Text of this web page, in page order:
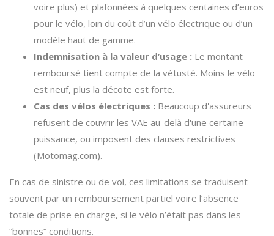
voire plus) et plafonnées à quelques centaines d’euros
pour le vélo, loin du coût d’un vélo électrique ou d’un
modèle haut de gamme.
Indemnisation à la valeur d’usage : Le montant
remboursé tient compte de la vétusté. Moins le vélo
est neuf, plus la décote est forte.
Cas des vélos électriques : Beaucoup d'assureurs
refusent de couvrir les VAE au-delà d'une certaine
puissance, ou imposent des clauses restrictives
(Motomag.com).
En cas de sinistre ou de vol, ces limitations se traduisent
souvent par un remboursement partiel voire l’absence
totale de prise en charge, si le vélo n’était pas dans les
“bonnes” conditions.